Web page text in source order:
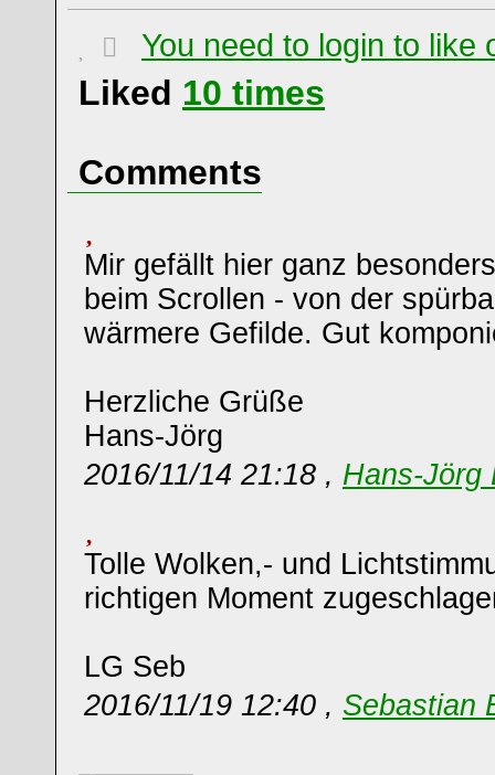
You need to login to like
Liked 10 times
Comments
Mir gefällt hier ganz
beim Scrollen - von der
wärmere Gefilde. Gut
Herzliche Grüße
Hans-Jörg
2016/11/14 21:18 , Hans-Jörg
Tolle Wolken,- und
richtigen Moment
LG Seb
2016/11/19 12:40 , Sebastian